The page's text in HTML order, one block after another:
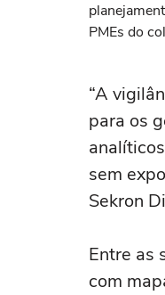
PMEs do
“A
para os
sem
Sekron
Entre as
com